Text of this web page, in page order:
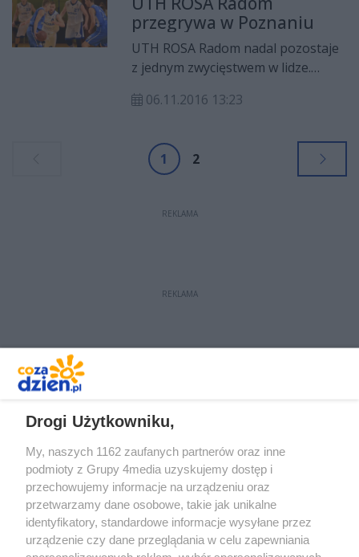
przegrywa w Poznaniu
UTH ROSA Radom nadal pozostaje
z jednym zwycięstwem w lidze.
w sobotni (5 listopada) wieczór
Biofarm Basket 64:51.
06.11.2016 13:23
1 2
REKLAMA
REKLAMA
Drogi Użytkowniku,
My, naszych 1162 zaufanych partnerów oraz inne
podmioty z Grupy 4media uzyskujemy dostęp i
przechowujemy informacje na urządzeniu oraz
przetwarzamy dane osobowe, takie jak unikalne
identyfikatory, standardowe informacje wysyłane przez
urządzenie czy dane przeglądania w celu zapewniania